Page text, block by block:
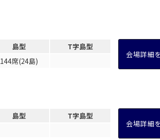
島型
144席(24島)
T字島型
会場詳細
島型
T字島型
会場詳細
時間貸し駐車場あり
e-sports大会